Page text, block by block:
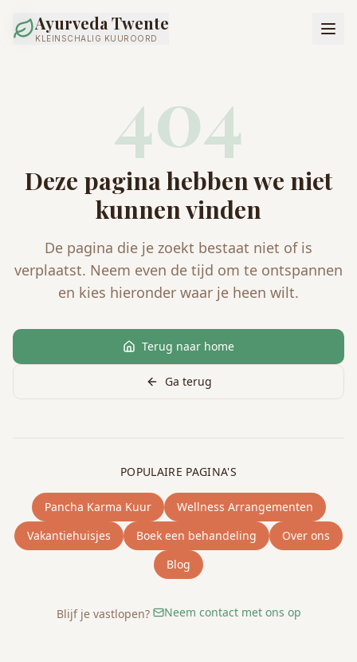
Ayurveda Twente
KLEINSCHALIG KUUROORD
404
Deze pagina hebben we niet
kunnen vinden
De pagina die je zoekt bestaat niet of is
verplaatst. Neem even de tijd om te ontspannen
en kies hieronder waar je heen wilt.
Terug naar home
Ga terug
POPULAIRE PAGINA'S
Pancha Karma Kuur
Wellness Arrangementen
Vakantiehuisjes
Boek een behandeling
Over ons
Blog
Blijf je vastlopen? Neem contact met ons op